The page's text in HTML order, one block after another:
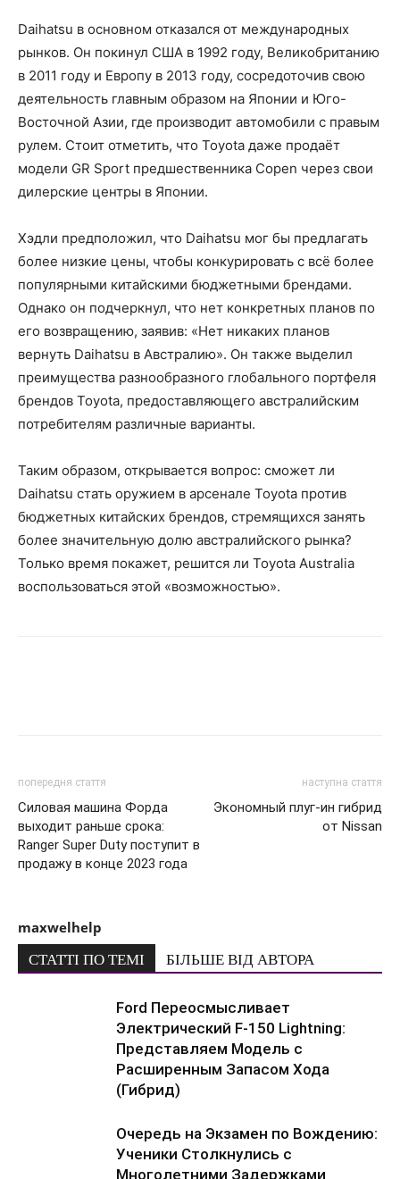
Daihatsu в основном отказался от международных
рынков. Он покинул США в 1992 году, Великобританию
в 2011 году и Европу в 2013 году, сосредоточив свою
деятельность главным образом на Японии и Юго-
Восточной Азии, где производит автомобили с правым
рулем. Стоит отметить, что Toyota даже продаёт
модели GR Sport предшественника Copen через свои
дилерские центры в Японии.
Хэдли предположил, что Daihatsu мог бы предлагать
более низкие цены, чтобы конкурировать с всё более
популярными китайскими бюджетными брендами.
Однако он подчеркнул, что нет конкретных планов по
его возвращению, заявив: «Нет никаких планов
вернуть Daihatsu в Австралию». Он также выделил
преимущества разнообразного глобального портфеля
брендов Toyota, предоставляющего австралийским
потребителям различные варианты.
Таким образом, открывается вопрос: сможет ли
Daihatsu стать оружием в арсенале Toyota против
бюджетных китайских брендов, стремящихся занять
более значительную долю австралийского рынка?
Только время покажет, решится ли Toyota Australia
воспользоваться этой «возможностью».
попередня стаття
Силовая машина Форда
выходит раньше срока:
Ranger Super Duty поступит в
продажу в конце 2023 года
наступна стаття
Экономный плуг-ин гибрид
от Nissan
maxwelhelp
СТАТТІ ПО ТЕМІ БІЛЬШЕ ВІД АВТОРА
Ford Переосмысливает
Электрический F-150 Lightning:
Представляем Модель с
Расширенным Запасом Хода
(Гибрид)
Очередь на Экзамен по Вождению:
Ученики Столкнулись с
Многолетними Задержками